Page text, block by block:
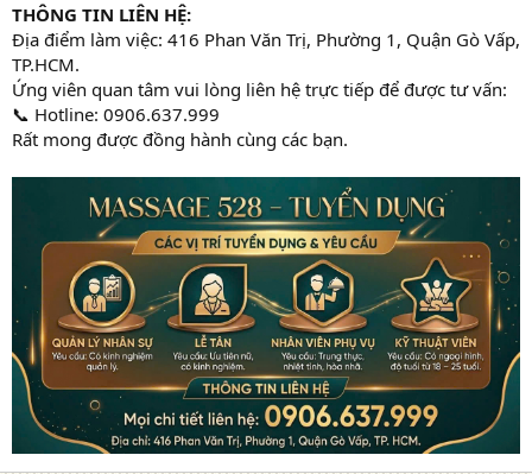
THÔNG TIN LIÊN HỆ:
Địa điểm làm việc: 416 Phan Văn Trị, Phường 1, Quận Gò Vấp,
TP.HCM.
Ứng viên quan tâm vui lòng liên hệ trực tiếp để được tư vấn:
📞 Hotline: 0906.637.999
Rất mong được đồng hành cùng các bạn.